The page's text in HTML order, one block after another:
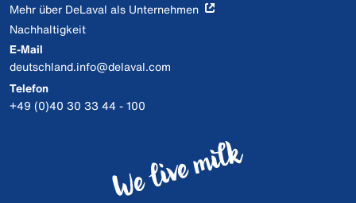
Mehr über DeLaval als Unternehmen
Nachhaltigkeit
E-Mail
deutschland.info@delaval.com
Telefon
+49 (0)40 30 33 44 - 100